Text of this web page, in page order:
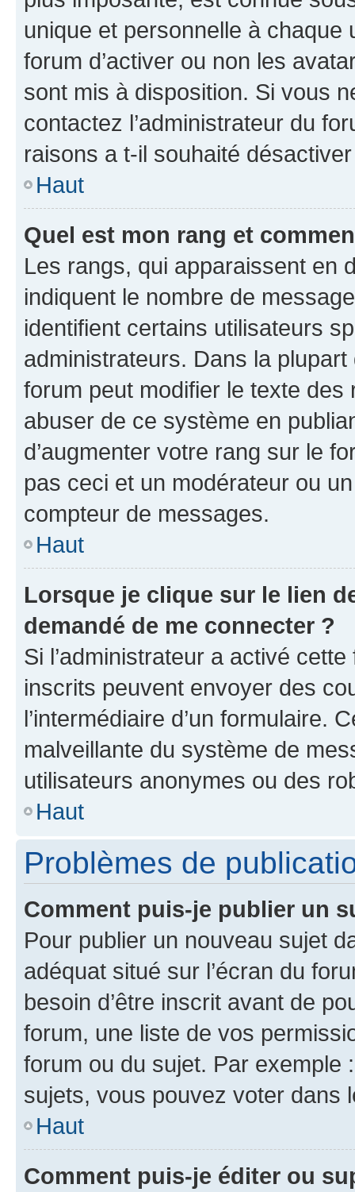
unique et personnelle à chaque
forum d’activer ou non les
sont mis à disposition. Si vous
contactez l’administrateur du
raisons a t-il souhaité
Haut
Quel est mon rang et
Les rangs, qui apparaissent en
indiquent le nombre de
identifient certains utilisateurs
administrateurs. Dans la
forum peut modifier le texte
abuser de ce système en
d’augmenter votre rang sur le
pas ceci et un modérateur ou
compteur de messages.
Haut
Lorsque je clique sur le lien
demandé de me connecter ?
Si l’administrateur a activé
inscrits peuvent envoyer des
l’intermédiaire d’un formulaire.
malveillante du système de
utilisateurs anonymes ou des
Haut
Problèmes de
Comment puis-je publier un
Pour publier un nouveau sujet
adéquat situé sur l’écran du
besoin d’être inscrit avant de
forum, une liste de vos
forum ou du sujet. Par exemple
sujets, vous pouvez voter dans
Haut
Comment puis-je éditer ou